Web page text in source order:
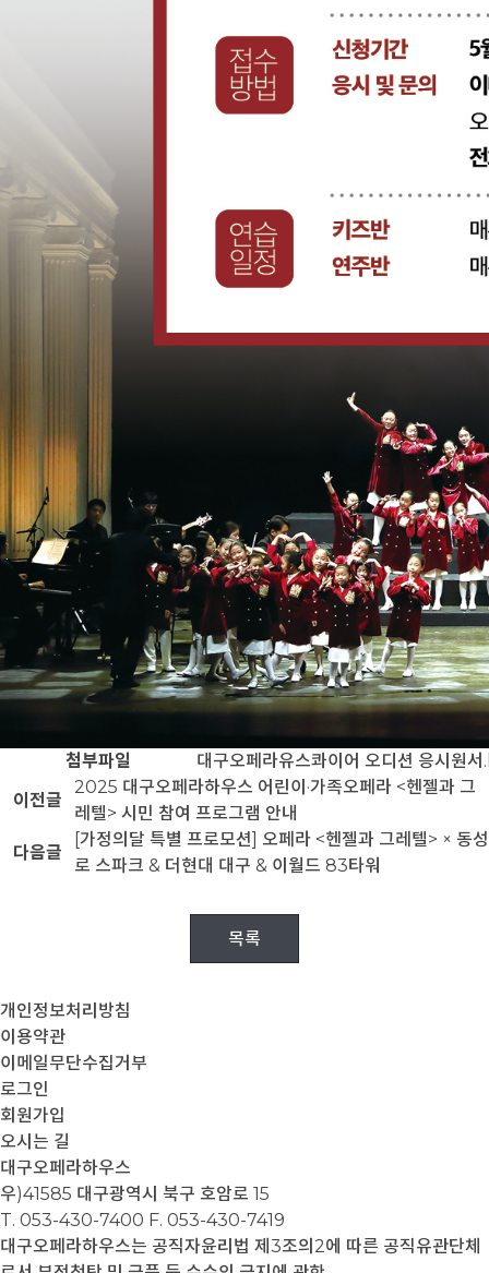
첨부파일
대구오페라유스콰이어 오디션 응시원
이전글
2025 대구오페라하우스 어린이·가족오페라 <헨젤과 그
레텔> 시민 참여 프로그램 안내
다음글
[가정의달 특별 프로모션] 오페라 <헨젤과 그레텔> × 동성
로 스파크 & 더현대 대구 & 이월드 83타워
목록
개인정보처리방침
이용약관
이메일무단수집거부
로그인
회원가입
오시는 길
대구오페라하우스
우)41585 대구광역시 북구 호암로 15
T. 053-430-7400 F. 053-430-7419
대구오페라하우스는 공직자윤리법 제3조의2에 따른 공직유관단체